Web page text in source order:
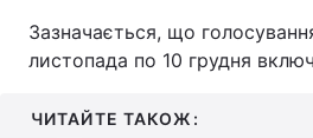
Зазначається, що
листопада по 10 грудня
ЧИТАЙТЕ ТАКОЖ: